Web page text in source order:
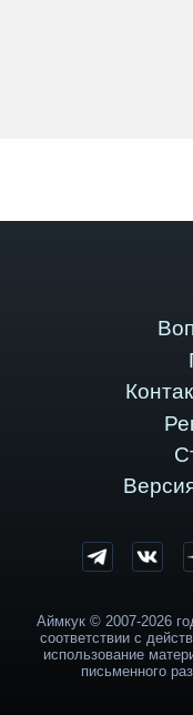
Аймкук © 2007-2026
соответствии с
использование
письменного